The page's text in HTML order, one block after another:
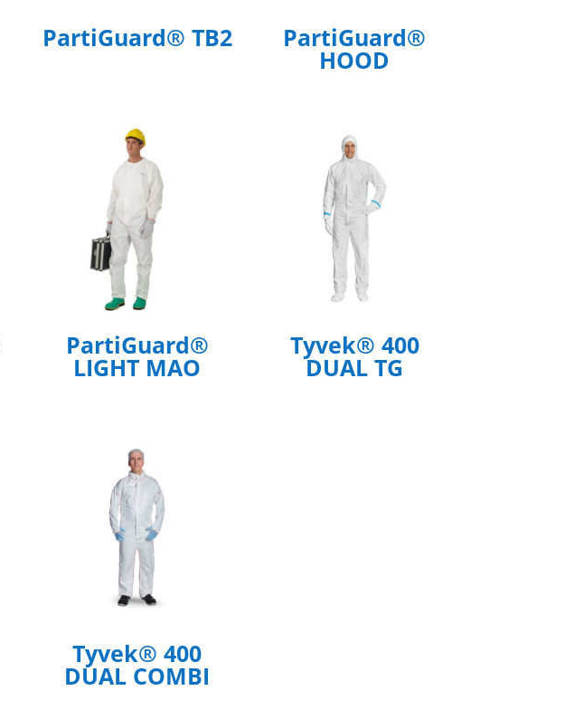
PartiGuard® TB2 PartiGuard®
HOOD
PartiGuard®
LIGHT MAO
Tyvek® 400
DUAL TG
Tyvek® 400
DUAL COMBI